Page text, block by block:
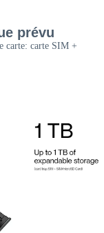
prévu
carte: carte SIM +